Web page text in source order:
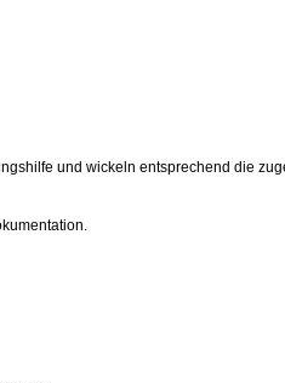
und wickeln entsprechend die